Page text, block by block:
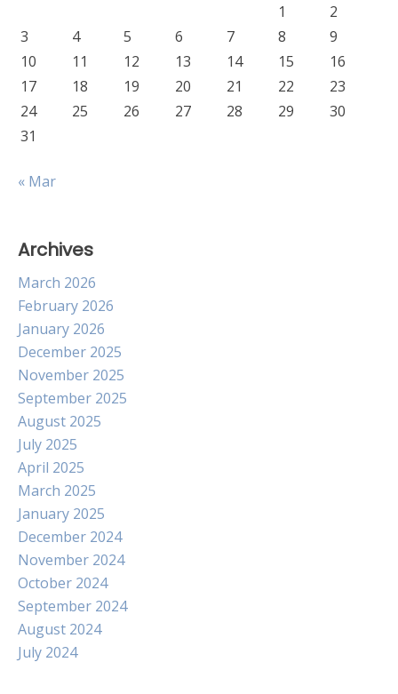
1
2
3
4 5 6 7 8
9
10
11 12 13 14 15
16
17
18 19 20 21 22
23
24
25 26 27 28 29
30
31
« Mar
Archives
March 2026
February 2026
January 2026
December 2025
November 2025
September 2025
August 2025
July 2025
April 2025
March 2025
January 2025
December 2024
November 2024
October 2024
September 2024
August 2024
July 2024